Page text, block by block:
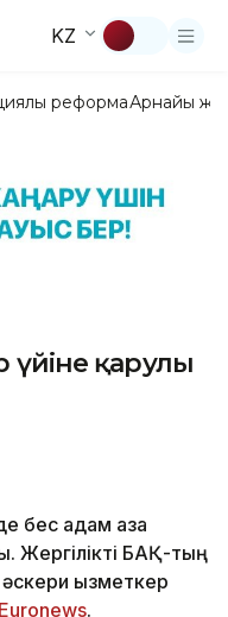
KZ
реформаАрнайы
үйіне қарулы
бес адам қаза
Жергілікті БАҚ-тың
қызметкер
Еuronews.